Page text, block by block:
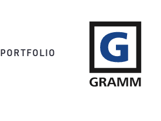
PORTFOLIO